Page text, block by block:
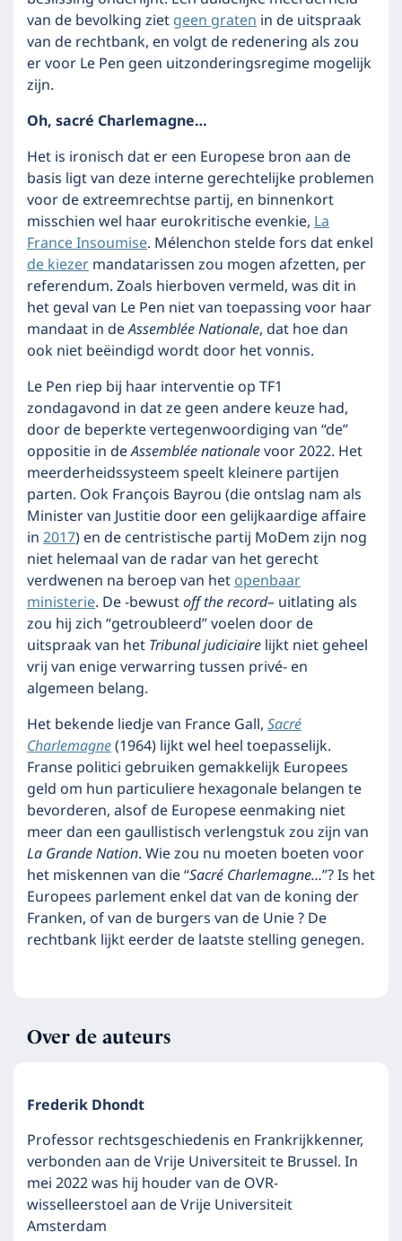
van de bevolking zietgeen gratenin de uitspraak
van de rechtbank, en volgt de redenering als zou
er voor Le Pen geen uitzonderingsregime mogelijk
zijn.
Oh, sacré Charlemagne…
Het is ironisch dat er een Europese bron aan de
basis ligt van deze interne gerechtelijke problemen
voor de extreemrechtse partij, en binnenkort
misschien wel haar eurokritische evenkie,La
France Insoumise. Mélenchon stelde fors dat enkel
de kiezermandatarissen zou mogen afzetten, per
referendum. Zoals hierboven vermeld, was dit in
het geval van Le Pen niet van toepassing voor haar
mandaat in deAssemblée Nationale, dat hoe dan
ook niet beëindigd wordt door het vonnis.
Le Pen riep bij haar interventie op TF1
zondagavond in dat ze geen andere keuze had,
door de beperkte vertegenwoordiging van “de”
oppositie in deAssemblée nationalevoor 2022. Het
meerderheidssysteem speelt kleinere partijen
parten. Ook François Bayrou (die ontslag nam als
Minister van Justitie door een gelijkaardige affaire
in2017) en de centristische partij MoDem zijn nog
niet helemaal van de radar van het gerecht
verdwenen na beroep van hetopenbaar
ministerie. De -bewustoff the record– uitlating als
zou hij zich “getroubleerd” voelen door de
uitspraak van hetTribunal judiciairelijkt niet geheel
vrij van enige verwarring tussen privé- en
algemeen belang.
Het bekende liedje van France Gall,Sacré
Charlemagne(1964) lijkt wel heel toepasselijk.
Franse politici gebruiken gemakkelijk Europees
geld om hun particuliere hexagonale belangen te
bevorderen, alsof de Europese eenmaking niet
meer dan een gaullistisch verlengstuk zou zijn van
La Grande Nation. Wie zou nu moeten boeten voor
het miskennen van die “Sacré Charlemagne…”? Is het
Europees parlement enkel dat van de koning der
Franken, of van de burgers van de Unie ? De
rechtbank lijkt eerder de laatste stelling genegen.
Over de auteurs
Frederik Dhondt
Professor rechtsgeschiedenis en Frankrijkkenner,
verbonden aan de Vrije Universiteit te Brussel. In
mei 2022 was hij houder van de OVR-
wisselleerstoel aan de Vrije Universiteit
Amsterdam